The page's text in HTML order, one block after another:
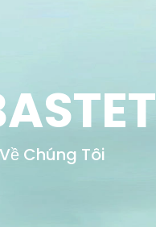
Về Chúng Tôi